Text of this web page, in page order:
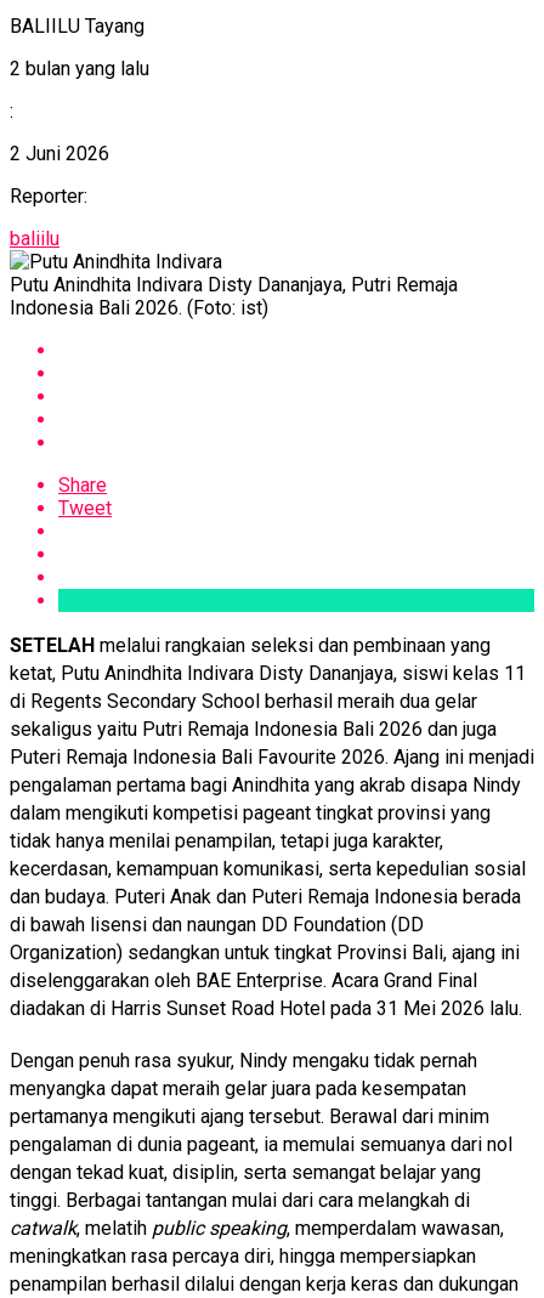
BALIILU Tayang
2 bulan yang lalu
:
2 Juni 2026
Reporter:
baliilu
Putu Anindhita Indivara Disty Dananjaya, Putri Remaja
Indonesia Bali 2026. (Foto: ist)
Share
Tweet
SETELAH melalui rangkaian seleksi dan pembinaan yang
ketat, Putu Anindhita Indivara Disty Dananjaya, siswi kelas 11
di Regents Secondary School berhasil meraih dua gelar
sekaligus yaitu Putri Remaja Indonesia Bali 2026 dan juga
Puteri Remaja Indonesia Bali Favourite 2026. Ajang ini menjadi
pengalaman pertama bagi Anindhita yang akrab disapa Nindy
dalam mengikuti kompetisi pageant tingkat provinsi yang
tidak hanya menilai penampilan, tetapi juga karakter,
kecerdasan, kemampuan komunikasi, serta kepedulian sosial
dan budaya. Puteri Anak dan Puteri Remaja Indonesia berada
di bawah lisensi dan naungan DD Foundation (DD
Organization) sedangkan untuk tingkat Provinsi Bali, ajang ini
diselenggarakan oleh BAE Enterprise. Acara Grand Final
diadakan di Harris Sunset Road Hotel pada 31 Mei 2026 lalu.
Dengan penuh rasa syukur, Nindy mengaku tidak pernah
menyangka dapat meraih gelar juara pada kesempatan
pertamanya mengikuti ajang tersebut. Berawal dari minim
pengalaman di dunia pageant, ia memulai semuanya dari nol
dengan tekad kuat, disiplin, serta semangat belajar yang
tinggi. Berbagai tantangan mulai dari cara melangkah di
catwalk, melatih public speaking, memperdalam wawasan,
meningkatkan rasa percaya diri, hingga mempersiapkan
penampilan berhasil dilalui dengan kerja keras dan dukungan